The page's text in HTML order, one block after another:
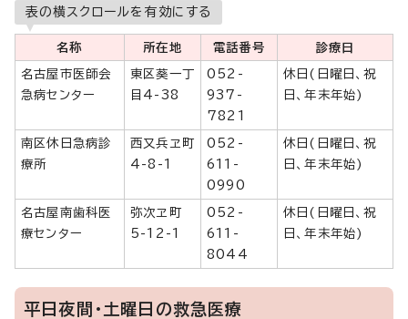
表の横スクロールを有効にする
名称 所在地 電話番号 診療日
名古屋市医師会
急病センター
東区葵一丁
目4-38
052-
937-
7821
休日(日曜日、祝
日、年末年始)
南区休日急病診
療所
西又兵ヱ町
4-8-1
052-
611-
0990
休日(日曜日、祝
日、年末年始)
名古屋南歯科医
療センター
弥次ヱ町
5-12-1
052-
611-
8044
休日(日曜日、祝
日、年末年始)
平日夜間・土曜日の救急医療